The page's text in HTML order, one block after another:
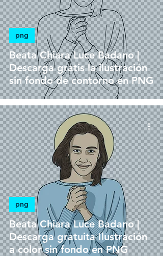
Beata Chiara Luce Badano |
Descarga gratis la ilustración
sin fondo de contorno en PNG
png
Beata Chiara Luce Badano |
Descarga gratuita Ilustración
a color sin fondo en PNG
png